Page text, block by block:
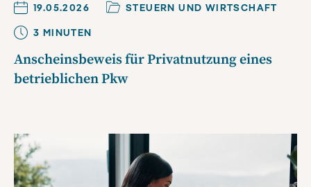
19.05.2026
STEUERN UND WIRTSCHAFT
3 MINUTEN
Anscheinsbeweis für Privatnutzung eines
betrieblichen Pkw